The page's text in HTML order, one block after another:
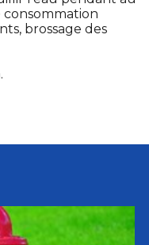
brossage des